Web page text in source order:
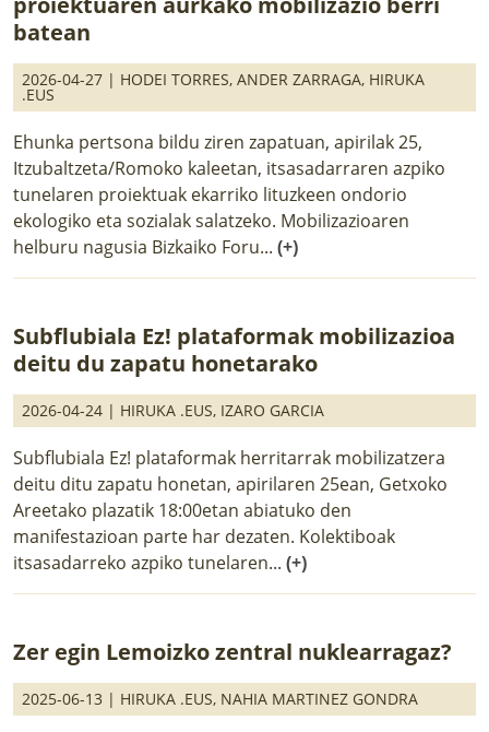
batean
2026-04-27 | HODEI TORRES, ANDER ZARRAGA, HIRUKA
.EUS
Ehunka pertsona bildu ziren zapatuan, apirilak 25,
Itzubaltzeta/Romoko kaleetan, itsasadarraren azpiko
tunelaren proiektuak ekarriko lituzkeen ondorio
ekologiko eta sozialak salatzeko. Mobilizazioaren
helburu nagusia Bizkaiko Foru... (+)
Subflubiala Ez! plataformak mobilizazioa
deitu du zapatu honetarako
2026-04-24 | HIRUKA .EUS, IZARO GARCIA
Subflubiala Ez! plataformak herritarrak mobilizatzera
deitu ditu zapatu honetan, apirilaren 25ean, Getxoko
Areetako plazatik 18:00etan abiatuko den
manifestazioan parte har dezaten. Kolektiboak
itsasadarreko azpiko tunelaren... (+)
Zer egin Lemoizko zentral nuklearragaz?
2025-06-13 | HIRUKA .EUS, NAHIA MARTINEZ GONDRA